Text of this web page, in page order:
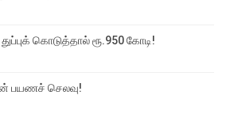
கொடுத்தால் ரூ.950 கோடி!
பயணச் செலவு!